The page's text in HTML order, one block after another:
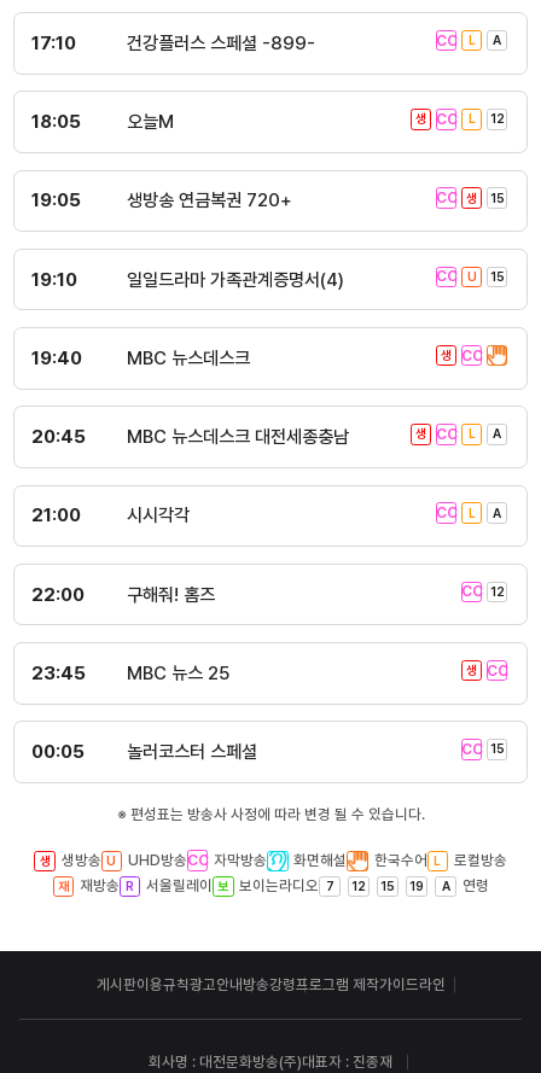
17:10 건강플러스 스페셜 -899-
18:05 오늘M
19:05 생방송 연금복권 720+
19:10 일일드라마 가족관계증명서(4)
19:40 MBC 뉴스데스크
20:45 MBC 뉴스데스크 대전세종충남
21:00 시시각각
22:00 구해줘! 홈즈
23:45 MBC 뉴스 25
00:05 놀러코스터 스페셜
※ 편성표는 방송사 사정에 따라 변경 될 수 있습니다.
생방송 UHD방송 자막방송 화면해설 한국수어
로컬방송
재방송
서울릴레이 보이는라디오 연령
게시판이용규칙광고안내방송강령프로그램 제작가이드라인
회사명 : 대전문화방송(주)대표자 : 진종재